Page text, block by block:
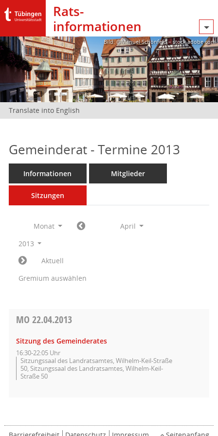
Rats­
informationen
Bild: @Manuel Schönfeld – stock.adobe.com
Translate into English
Gemeinderat - Termine 2013
Informationen Mitglieder
Sitzungen
Monat
April
2013
Aktuell
Gremium auswählen
MO 22.04.2013
Sitzung des Gemeinderates
16:30-22:05 Uhr
Sitzungssaal des Landratsamtes, Wilhelm-Keil-Straße
50, Sitzungssaal des Landratsamtes, Wilhelm-Keil-
Straße 50